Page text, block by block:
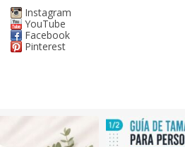
Instagram
YouTube
Facebook
Pinterest